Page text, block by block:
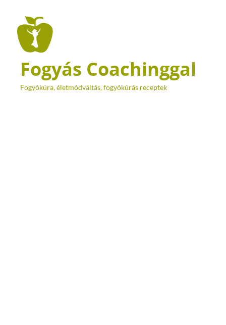
Fogyás Coachinggal
Fogyókúra, életmódváltás, fogyókúrás receptek